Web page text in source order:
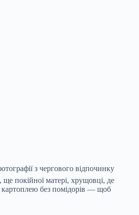
з чергового відпочинку
покійної матері, хрущовці, де
картоплею без помідорів — щоб